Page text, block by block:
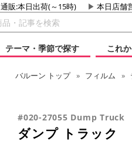
通販:本日出荷(～15時) 本日店舗
テーマ・季節で探す
これ
バルーン トップ フィルム
#020-27055 Dump Truck
ダンプ トラック